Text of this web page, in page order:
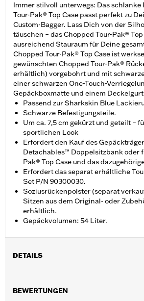
Immer stilvoll unterwegs: Das schlanke
Tour-Pak® Top Case passt perfekt zu
Custom-Bagger. Lass Dich von der
täuschen – das Chopped Tour-Pak®
ausreichend Stauraum für Deine
Chopped Tour-Pak® Top Case ist
gewünschten Chopped Tour-Pak®
erhältlich) vorgebohrt und mit
einer schwarzen One-Touch-
Gepäckboxmatte und einem
Passend zur Sharkskin Blue
Schwarze Befestigungsteile.
Um ca. 7,5 cm gekürzt und geteilt –
sportlichen Look
Erfordert den Kauf des
Detachables™ Doppelsitzbank oder
Pak® Top Case und das
Erfordert das separat erhältliche
Set P/N 90300030.
Soziusrückenpolster (separat
Sitzen aus dem Original- oder
erhältlich.
Gepäckvolumen: 54 Liter.
DETAILS
Glide®, Electra Glide® Standard und
BEWERTUNGEN